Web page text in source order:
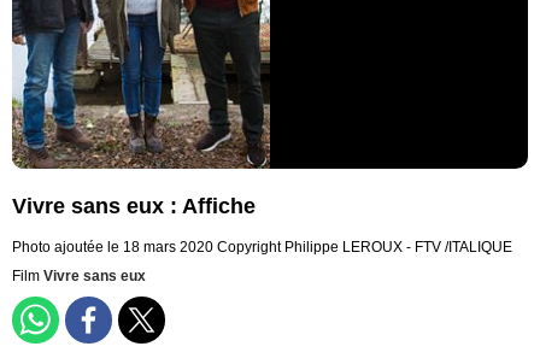
Vivre sans eux : Affiche
Photo ajoutée le 18 mars 2020 Copyright Philippe LEROUX - FTV /ITALIQUE
Film Vivre sans eux